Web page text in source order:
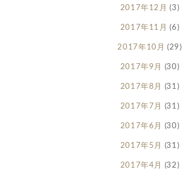
2017年12月 (3)
2017年11月 (6)
2017年10月 (29)
2017年9月 (30)
2017年8月 (31)
2017年7月 (31)
2017年6月 (30)
2017年5月 (31)
2017年4月 (32)